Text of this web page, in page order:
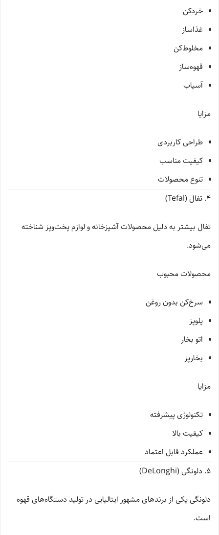
خردکن
غذاساز
مخلوط‌کن
قهوه‌ساز
آسیاب
مزایا
طراحی کاربردی
کیفیت مناسب
تنوع محصولات
4. تفال (Tefal)
تفال بیشتر به دلیل محصولات آشپزخانه و لوازم پخت‌وپز شناخته
می‌شود.
محصولات محبوب
سرخ‌کن بدون روغن
پلوپز
اتو بخار
بخارپز
مزایا
تکنولوژی پیشرفته
کیفیت بالا
عملکرد قابل اعتماد
5. دلونگی (DeLonghi)
دلونگی یکی از برندهای مشهور ایتالیایی در تولید دستگاه‌های قهوه
است.